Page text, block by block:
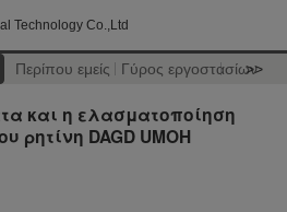
Technology Co.,Ltd
Περίπου εμείς Γύρος εργοστασίων
>>
και η ελασματοποίηση
ρητίνη DAGD UMOH